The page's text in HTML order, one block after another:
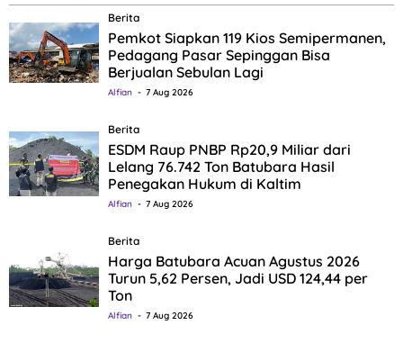
Berita
Pemkot Siapkan 119 Kios Semipermanen,
Pedagang Pasar Sepinggan Bisa
Berjualan Sebulan Lagi
Alfian 7 Aug 2026
Berita
ESDM Raup PNBP Rp20,9 Miliar dari
Lelang 76.742 Ton Batubara Hasil
Penegakan Hukum di Kaltim
Alfian 7 Aug 2026
Berita
Harga Batubara Acuan Agustus 2026
Turun 5,62 Persen, Jadi USD 124,44 per
Ton
Alfian 7 Aug 2026